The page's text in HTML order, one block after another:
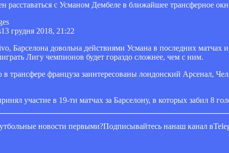
расставаться с Усманом Дембеле в ближайшее трансферное
13 грудня 2018, 21:22
Барселона довольна действиями Усмана в последних матчах
Лигу чемпионов будет гораздо сложнее, чем с ним.
в трансфере француза заинтересованы лондонский Арсенал,
участие в 19-ти матчах за Барселону, в которых забил 8
новости первыми?Подписывайтесь нанаш канал